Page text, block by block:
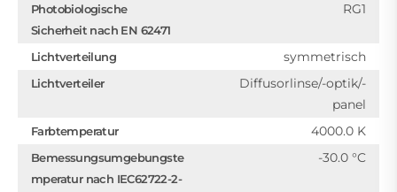
Photobiologische
Sicherheit nach EN 62471
RG1
Lichtverteilung symmetrisch
Lichtverteiler
Diffusorlinse/-optik/-
panel
Farbtemperatur 4000.0 K
Bemessungsumgebungste
mperatur nach IEC62722-2-
-30.0 °C